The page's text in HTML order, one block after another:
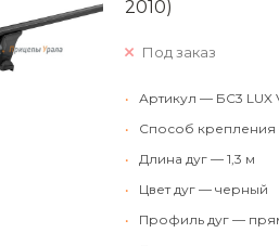
2010)
Под заказ
•
Артикул — БС3 LUX
•
Способ крепления
•
Длина дуг — 1,3 м
•
Цвет дуг — черный
•
Профиль дуг —